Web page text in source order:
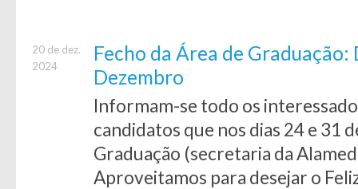
20 de dez.
2024
Fecho da Área de Graduação:
Dezembro
Informam-se todo os
candidatos que nos dias 24 e 31
Graduação (secretaria da
Aproveitamos para desejar o